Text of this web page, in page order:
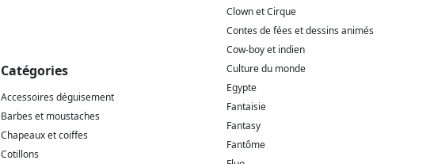
Catégories
Accessoires déguisement
Barbes et moustaches
Chapeaux et coiffes
Cotillons
Clown et Cirque
Contes de fées et dessins animés
Cow-boy et indien
Culture du monde
Egypte
Fantaisie
Fantasy
Fantôme